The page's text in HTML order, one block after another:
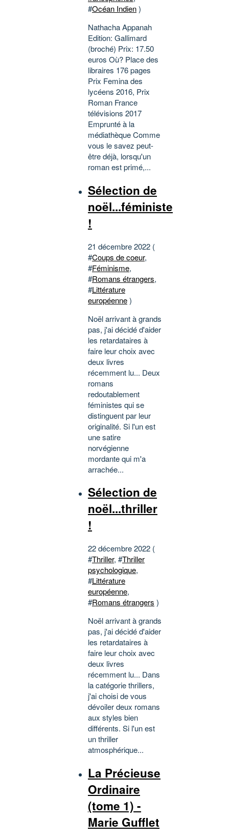
#Océan Indien)
Nathacha Appanah
Edition: Gallimard
(broché) Prix: 17.50
euros Où? Place des
libraires 176 pages
Prix Femina des
lycéens 2016, Prix
Roman France
télévisions 2017
Emprunté à la
médiathèque Comme
vous le savez peut-
être déjà, lorsqu'un
roman est primé,...
Sélection de
noël...féministe
!
21 décembre 2022 (
#Coups de coeur,
#Féminisme,
#Romans étrangers,
#Littérature
européenne)
Noël arrivant à grands
pas, j'ai décidé d'aider
les retardataires à
faire leur choix avec
deux livres
récemment lu... Deux
romans
redoutablement
féministes qui se
distinguent par leur
originalité. Si l'un est
une satire
norvégienne
mordante qui m'a
arrachée...
Sélection de
noël...thriller
!
22 décembre 2022 (
#Thriller, #Thriller
psychologique,
#Littérature
européenne,
#Romans étrangers )
Noël arrivant à grands
pas, j'ai décidé d'aider
les retardataires à
faire leur choix avec
deux livres
récemment lu... Dans
la catégorie thrillers,
j'ai choisi de vous
dévoiler deux romans
aux styles bien
différents. Si l'un est
un thriller
atmosphérique...
La Précieuse
Ordinaire
(tome 1) -
Marie Gufflet